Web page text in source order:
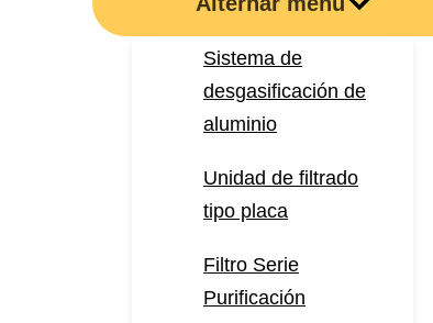
Sistema de
desgasificación de
aluminio
Unidad de filtrado
tipo placa
Filtro Serie
Purificación